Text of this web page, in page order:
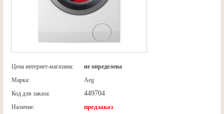
Цена интернет-магазина:
не определена
Марка:
Aeg
Код для заказа:
449704
Наличие: предзаказ